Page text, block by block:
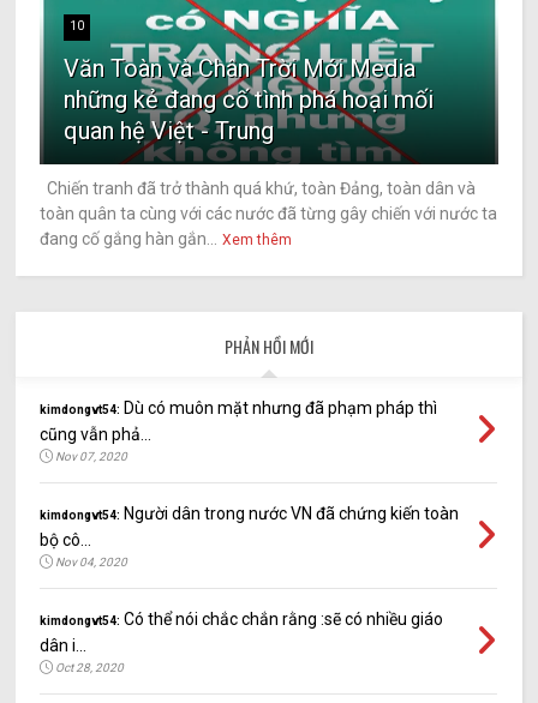
10
Văn Toàn và Chân Trời Mới Media
những kẻ đang cố tình phá hoại mối
quan hệ Việt - Trung
Chiến tranh đã trở thành quá khứ, toàn Đảng, toàn dân và
toàn quân ta cùng với các nước đã từng gây chiến với nước ta
đang cố gắng hàn gắn...
Xem thêm
PHẢN HỒI MỚI
kimdongvt54: Dù có muôn mặt nhưng đã phạm pháp thì
cũng vẫn phả...
Nov 07, 2020
kimdongvt54: Người dân trong nước VN đã chứng kiến toàn
bộ cô...
Nov 04, 2020
kimdongvt54: Có thể nói chắc chắn rằng :sẽ có nhiều giáo
dân i...
Oct 28, 2020